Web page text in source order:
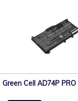
Green Cell AD74P